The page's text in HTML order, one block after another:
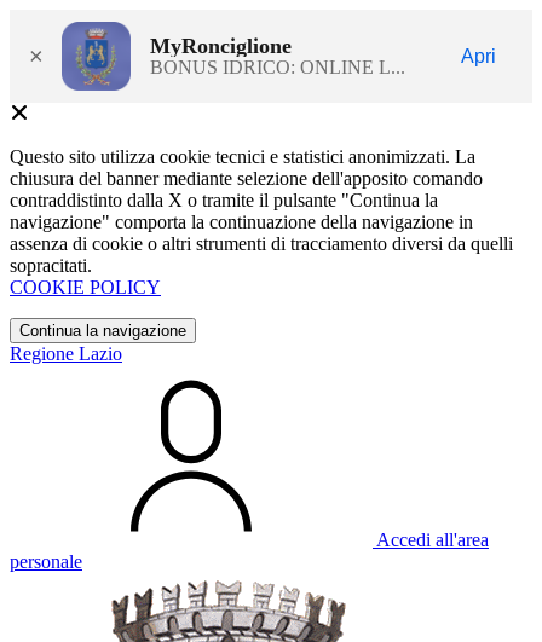
× MyRonciglione
BONUS IDRICO: ONLINE L...
Apri
Questo sito utilizza cookie tecnici e statistici anonimizzati. La
chiusura del banner mediante selezione dell'apposito comando
contraddistinto dalla X o tramite il pulsante "Continua la
navigazione" comporta la continuazione della navigazione in
assenza di cookie o altri strumenti di tracciamento diversi da quelli
sopracitati.
COOKIE POLICY
Continua la navigazione
Regione Lazio
Accedi all'area
personale